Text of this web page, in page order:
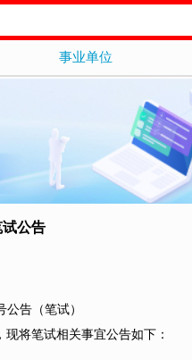
事业单位
公告
告（笔试）
将笔试相关事宜公告如下：